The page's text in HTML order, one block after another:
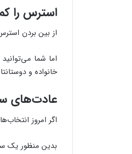
استرس را
از بین بردن
اما شما
خانواده و
عادت‌های
اگر امروز
بدین منظور یک